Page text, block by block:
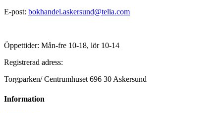
E-post: bokhandel.askersund@telia.com
Öppettider: Mån-fre 10-18, lör 10-14
Registrerad adress:
Torgparken/ Centrumhuset 696 30 Askersund
Information